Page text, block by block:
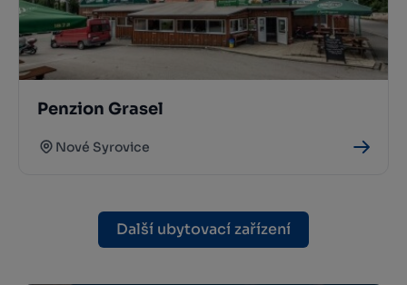
Penzion Grasel
Nové Syrovice
Další ubytovací zařízení